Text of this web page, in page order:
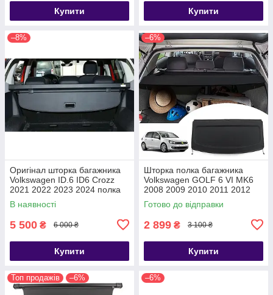
Купити Купити
–8%
Оригінал шторка багажника
Volkswagen ID.6 ID6 Crozz
2021 2022 2023 2024 полка
ролет
В наявності
5 500 ₴ 6 000 ₴
Купити
–6%
Шторка полка багажника
Volkswagen GOLF 6 VI MK6
2008 2009 2010 2011 2012
2013 полиця ролет накладка
Готово до відправки
2 899 ₴ 3 100 ₴
Купити
Топ продажів –6% –6%